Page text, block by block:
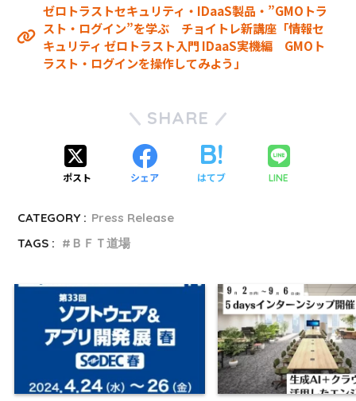
ゼロトラストセキュリティ・IDaaS製品・”GMOトラ
スト・ログイン”を学ぶ チョイトレ新講座「情報セ
キュリティ ゼロトラスト入門 IDaaS実機編 GMOト
ラスト・ログインを操作してみよう」
SHARE
ポスト シェア はてブ LINE
CATEGORY : Press Release
TAGS :
ＢＦＴ道場